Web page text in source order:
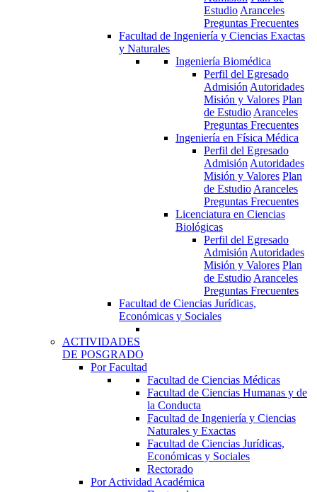
Estudio Aranceles
Preguntas Frecuentes
Facultad de Ingeniería y Ciencias Exactas
y Naturales
Ingeniería Biomédica
Perfil del Egresado
Admisión Autoridades
Misión y Valores Plan
de Estudio Aranceles
Preguntas Frecuentes
Ingeniería en Física Médica
Perfil del Egresado
Admisión Autoridades
Misión y Valores Plan
de Estudio Aranceles
Preguntas Frecuentes
Licenciatura en Ciencias
Biológicas
Perfil del Egresado
Admisión Autoridades
Misión y Valores Plan
de Estudio Aranceles
Preguntas Frecuentes
Facultad de Ciencias Jurídicas,
Económicas y Sociales
ACTIVIDADES
DE POSGRADO
Por Facultad
Facultad de Ciencias Médicas
Facultad de Ciencias Humanas y de
la Conducta
Facultad de Ingeniería y Ciencias
Naturales y Exactas
Facultad de Ciencias Jurídicas,
Económicas y Sociales
Rectorado
Por Actividad Académica